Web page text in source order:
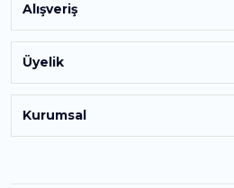
Alışveriş
Üyelik
Kurumsal